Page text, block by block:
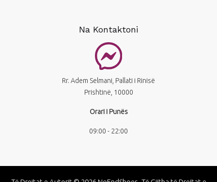
Na Kontaktoni
Rr. Adem Selmani, Pallati i Rinisë
Prishtinë, 10000
Orari i Punës
09:00 - 22:00